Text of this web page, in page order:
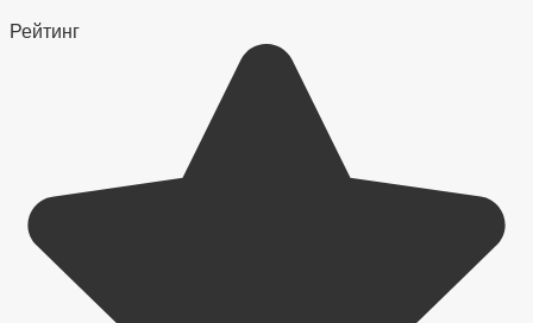
Рейтинг